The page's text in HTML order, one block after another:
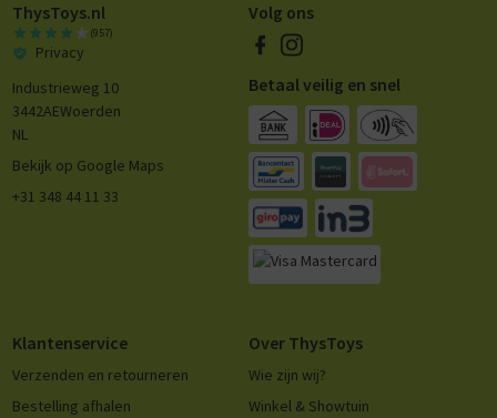
ThysToys.nl
(957)
Privacy
Industrieweg 10
3442AEWoerden
NL
Bekijk op Google Maps
+31 348 44 11 33
Volg ons
Betaal veilig en snel
Klantenservice
Verzenden en retourneren
Bestelling afhalen
Over ThysToys
Wie zijn wij?
Winkel & Showtuin